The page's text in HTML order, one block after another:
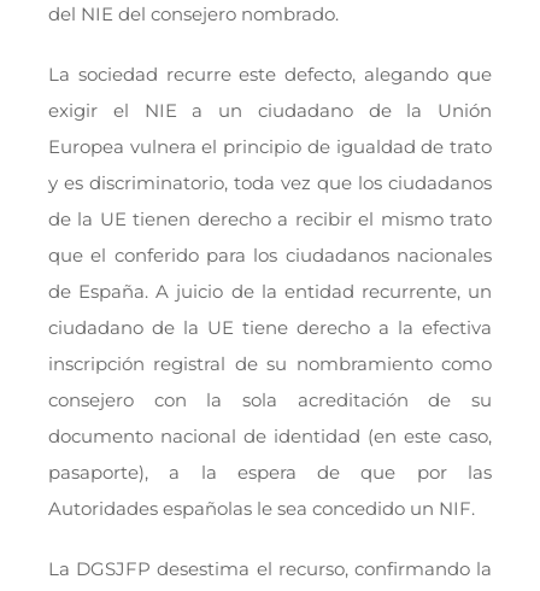
del NIE del consejero nombrado.
La sociedad recurre este defecto, alegando que
exigir el NIE a un ciudadano de la Unión
Europea vulnera el principio de igualdad de trato
y es discriminatorio, toda vez que los ciudadanos
de la UE tienen derecho a recibir el mismo trato
que el conferido para los ciudadanos nacionales
de España. A juicio de la entidad recurrente, un
ciudadano de la UE tiene derecho a la efectiva
inscripción registral de su nombramiento como
consejero con la sola acreditación de su
documento nacional de identidad (en este caso,
pasaporte), a la espera de que por las
Autoridades españolas le sea concedido un NIF.
La DGSJFP desestima el recurso, confirmando la